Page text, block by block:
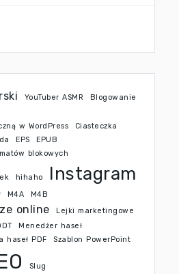
YouTuber ASMR
Blogowanie
w WordPress
Ciasteczka
EPS
EPUB
blokowych
hihaho Instagram
M4A M4B
online
Lejki marketingowe
Menedżer haseł
haseł PDF
Szablon PowerPoint
Slug